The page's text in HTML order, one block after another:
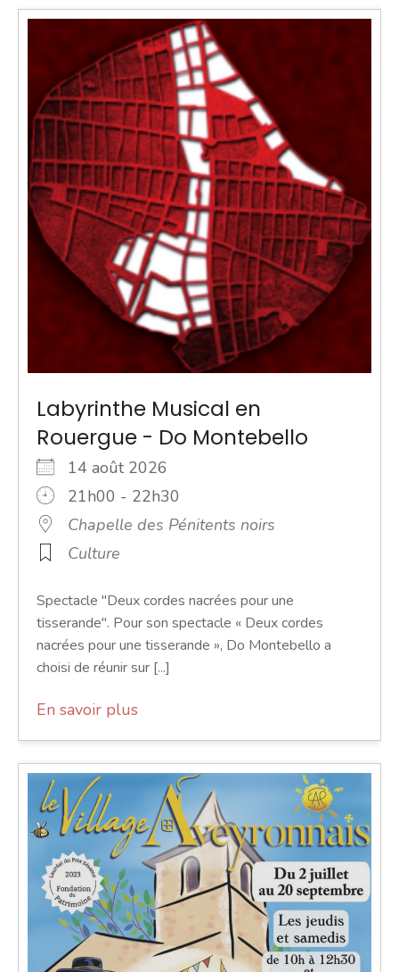
Labyrinthe Musical en
Rouergue - Do Montebello
14 août 2026
21h00 - 22h30
Chapelle des Pénitents noirs
Culture
Spectacle "Deux cordes nacrées pour une
tisserande". Pour son spectacle « Deux cordes
nacrées pour une tisserande », Do Montebello a
choisi de réunir sur [...]
En savoir plus